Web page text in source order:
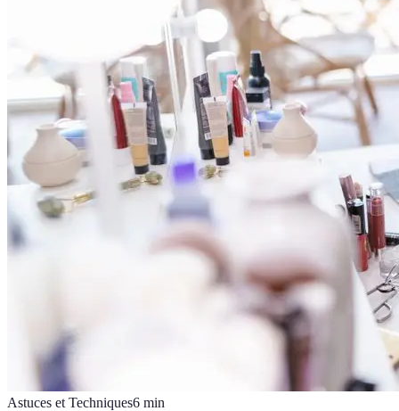
Astuces et Techniques6 min